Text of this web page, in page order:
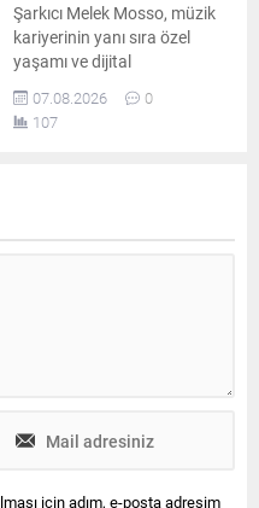
Şarkıcı Melek Mosso, müzik
kariyerinin yanı sıra özel
yaşamı ve dijital
platformlardaki
çalışmalarıyla da adından
söz ettiriyor. Instagram’da
07.08.2026
0
107
için adım, e-posta adresim